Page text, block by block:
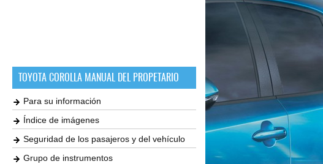
TOYOTA COROLLA MANUAL DEL PROPETARIO
Para su información
Índice de imágenes
Seguridad de los pasajeros y del vehículo
Grupo de instrumentos